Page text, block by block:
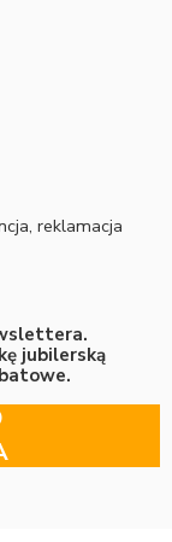
reklamacja
jubilerską